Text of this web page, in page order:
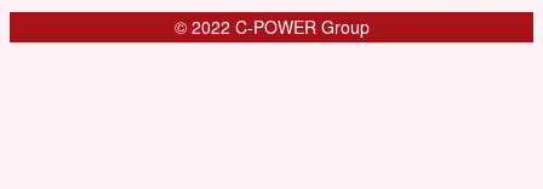
© 2022 C-POWER Group